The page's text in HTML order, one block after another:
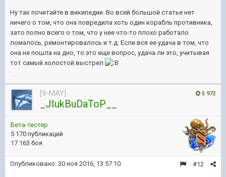
Ну так почитайте в википедии. Во всей большой статье нет
ничего о том, что она повредила хоть один корабль противника,
зато полно всего о том, что у нее что-то плохо работало
ломалось, ремонтировалось и т.д. Если вся ее удача в том, что
она не пошла на дно, то это еще вопрос, удача ли это, учитывая
тот самый холостой выстрел
5 972
[9-MAY]
_JIukBuDaToP__
Бета-тестер
5 170 публикаций
17 163 боя
#12
Опубликовано: 30 ноя 2016, 13:57:10